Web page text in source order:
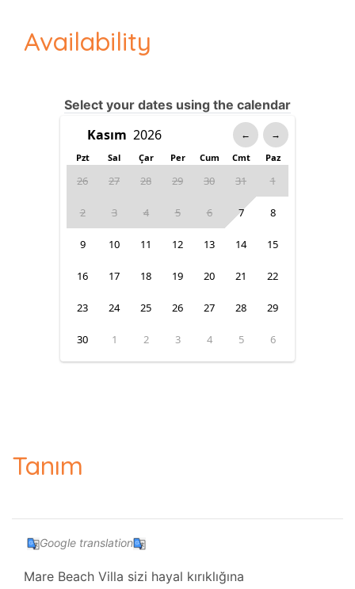
Availability
Select your dates using the calendar
← →
Pzt Sal Çar Per Cum Cmt Paz
26 27 28 29 30 31 1
2 3 4 5 6 7 8
9 10 11 12 13 14 15
16 17 18 19 20 21 22
23 24 25 26 27 28 29
30 1 2 3 4 5 6
Tanım
Google translation
Mare Beach Villa sizi hayal kırıklığına